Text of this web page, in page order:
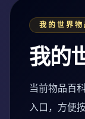
我的世界物
我的
当前物品百
入口，方便